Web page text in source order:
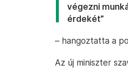
végezni
érdekét”
– hangoztatta a
Az új miniszter